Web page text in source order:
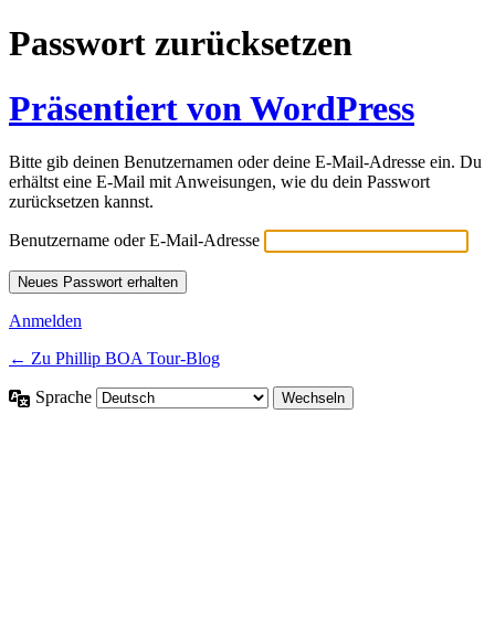
Passwort zurücksetzen
Präsentiert von WordPress
Bitte gib deinen Benutzernamen oder deine E-Mail-Adresse ein. Du
erhältst eine E-Mail mit Anweisungen, wie du dein Passwort
zurücksetzen kannst.
Benutzername oder E-Mail-Adresse
Anmelden
← Zu Phillip BOA Tour-Blog
Sprache